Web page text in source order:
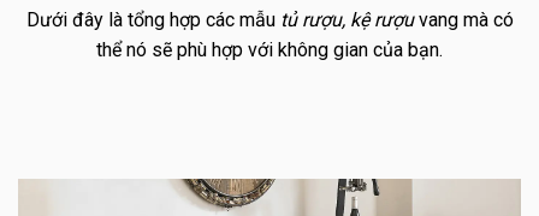
Dưới đây là tổng hợp các mẫu tủ rượu, kệ rượuvang mà có
thể nó sẽ phù hợp với không gian của bạn.